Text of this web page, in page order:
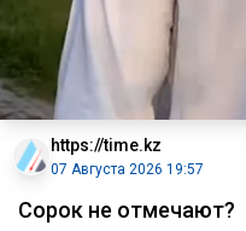
https://time.kz
07 Августа 2026 19:57
Сорок не отмечают?